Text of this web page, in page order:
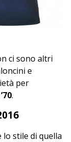
ci sono altri
e
per
.
lo stile di quella